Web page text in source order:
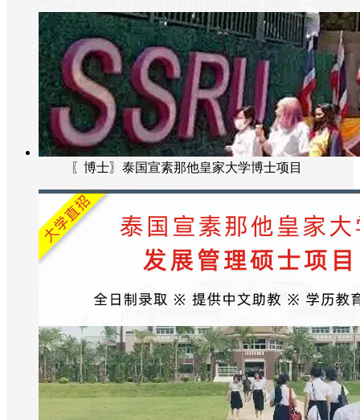
〖博士〗泰国宣素那他皇家大学博士项目